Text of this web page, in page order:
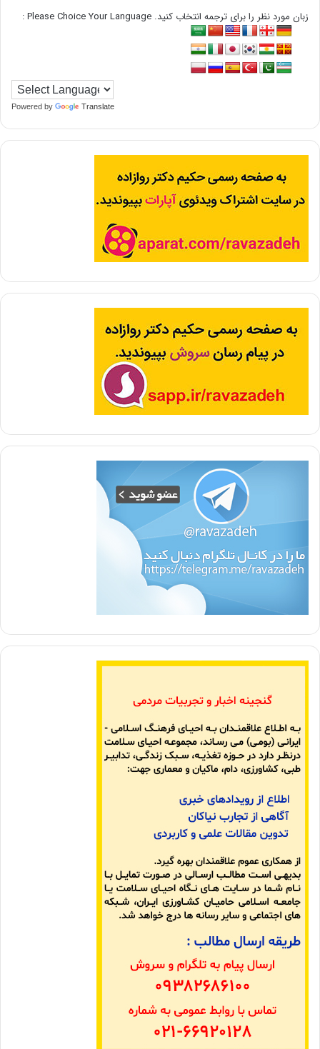
زبان مورد نظر را برای ترجمه انتخاب کنید. Please Choice Your Language :
Powered by Translate